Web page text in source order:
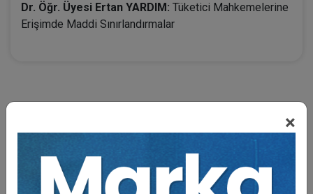
×
Dr. Öğr. Üyesi Ertan YARDIM: Tüketici Mahkemelerine
Erişimde Maddi Sınırlandırmalar
BENZER VIDEO EĞITIMLER
Video Eğitim Abonesi Ol: Sadece 5490 TL / Yıllık